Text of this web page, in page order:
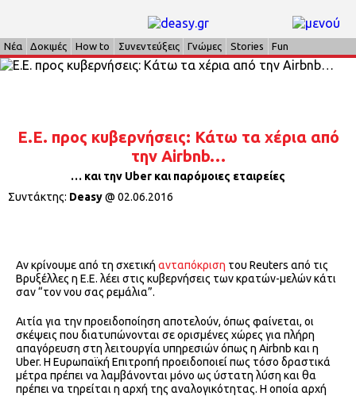
Νέα Δοκιμές How to Συνεντεύξεις Γνώμες Stories Fun
E.E. προς κυβερνήσεις: Κάτω τα χέρια από
την Airbnb…
… και την Uber και παρόμοιες εταιρείες
Συντάκτης: Deasy@ 02.06.2016
Αν κρίνουμε από τη σχετική ανταπόκριση του Reuters από τις
Βρυξέλλες η Ε.Ε. λέει στις κυβερνήσεις των κρατών-μελών κάτι
σαν “τον νου σας ρεμάλια”.
Αιτία για την προειδοποίηση αποτελούν, όπως φαίνεται, οι
σκέψεις που διατυπώνονται σε ορισμένες χώρες για πλήρη
απαγόρευση στη λειτουργία υπηρεσιών όπως η Airbnb και η
Uber. Η Ευρωπαϊκή Επιτροπή προειδοποιεί πως τόσο δραστικά
μέτρα πρέπει να λαμβάνονται μόνο ως ύστατη λύση και θα
πρέπει να τηρείται η αρχή της αναλογικότητας. Η οποία αρχή